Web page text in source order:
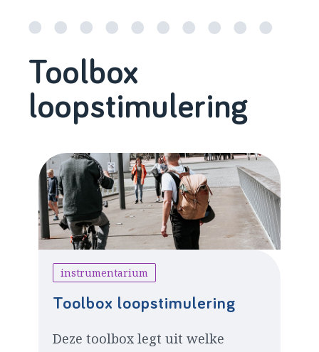
Toolbox
loopstimulering
instrumentarium
Toolbox loopstimulering
Deze toolbox legt uit welke